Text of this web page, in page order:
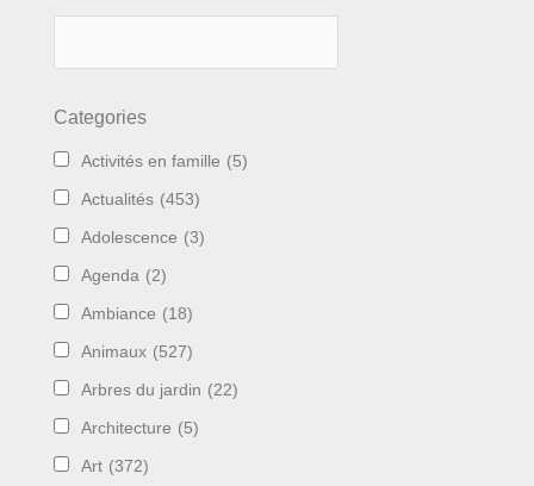
Categories
Activités en famille (5)
Actualités (453)
Adolescence (3)
Agenda (2)
Ambiance (18)
Animaux (527)
Arbres du jardin (22)
Architecture (5)
Art (372)